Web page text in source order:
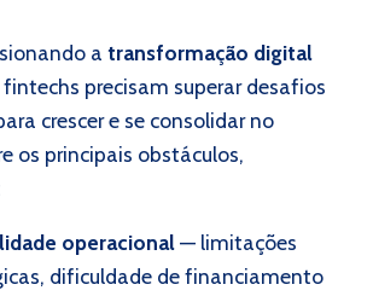
a transformação digital
fintechs precisam superar desafios
crescer e se consolidar no
os principais obstáculos,
operacional— limitações
dificuldade de financiamento